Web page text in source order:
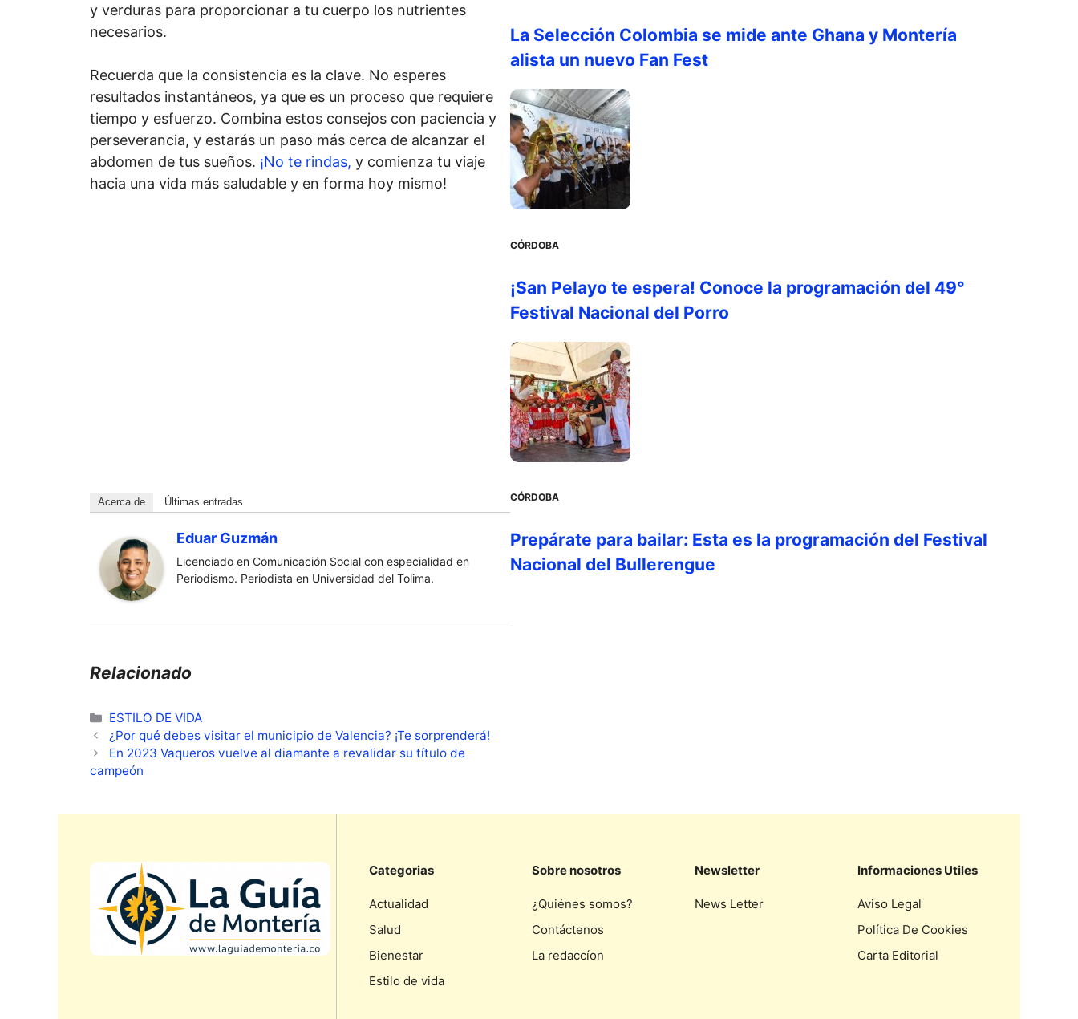
y verduras para proporcionar a tu cuerpo los nutrientes
necesarios.
Recuerda que la consistencia es la clave. No esperes
resultados instantáneos, ya que es un proceso que requiere
tiempo y esfuerzo. Combina estos consejos con paciencia y
perseverancia, y estarás un paso más cerca de alcanzar el
abdomen de tus sueños. ¡No te rindas, y comienza tu viaje
hacia una vida más saludable y en forma hoy mismo!
Acerca de Últimas entradas
Eduar Guzmán
Licenciado en Comunicación Social con especialidad en
Periodismo. Periodista en Universidad del Tolima.
Relacionado
Categorías
ESTILO DE VIDA
¿Por qué debes visitar el municipio de Valencia? ¡Te sorprenderá!
En 2023 Vaqueros vuelve al diamante a revalidar su título de
campeón
La Selección Colombia se mide ante Ghana y Montería
alista un nuevo Fan Fest
CÓRDOBA
¡San Pelayo te espera! Conoce la programación del 49°
Festival Nacional del Porro
CÓRDOBA
Prepárate para bailar: Esta es la programación del Festival
Nacional del Bullerengue
Categorias
Actualidad
Salud
Bienestar
Estilo de vida
Sobre nosotros
¿Quiénes somos?
Contáctenos
La redaccíon
Newsletter
News Letter
Informaciones Utiles
Aviso Legal
Política De Cookies
Carta Editorial